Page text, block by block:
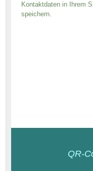
Kontaktdaten in Ihrem
speichern.
QR-